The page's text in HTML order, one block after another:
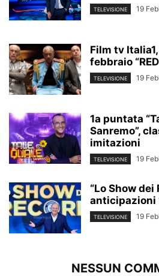
TELEVISIONE 19
Film tv
febbraio
TELEVISIONE 19
1a puntata
Sanremo”,
imitazioni
TELEVISIONE 19
“Lo Show dei
anticipazioni
TELEVISIONE 19
NESSUN